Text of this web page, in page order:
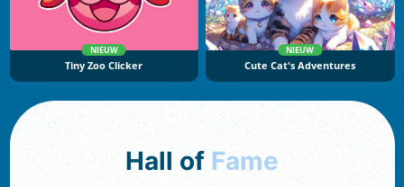
NIEUW
Tiny Zoo Clicker
NIEUW
Cute Cat's Adventures
Hall of Fame